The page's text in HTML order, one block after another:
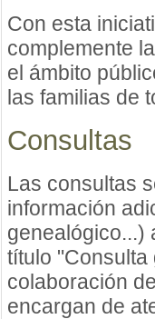
Con esta
complemente
el ámbito
las familias de
Consultas
Las consultas
información
título "Consulta
colaboración
encargan de